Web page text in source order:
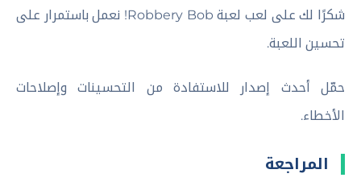
شكرًا لك على لعب لعبة Robbery Bob! نعمل باستمرار على
تحسين اللعبة.
حمّل أحدث إصدار للاستفادة من التحسينات وإصلاحات
الأخطاء.
المراجعة